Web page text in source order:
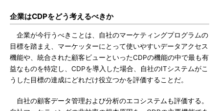
企業はCDPをどう考えるべきか
企業が今行うべきことは、自社のマーケティングプログラムの
目標を踏まえ、マーケッターにとって使いやすいデータアクセス
機能や、統合された顧客ビューといったCDPの機能の中で最も有
益なものを特定し、CDPを導入した場合、自社のITシステムがこ
うした目標の達成にどれだけ役立つかを評価することだ。
自社の顧客データ管理および分析のエコシステムも評価する。